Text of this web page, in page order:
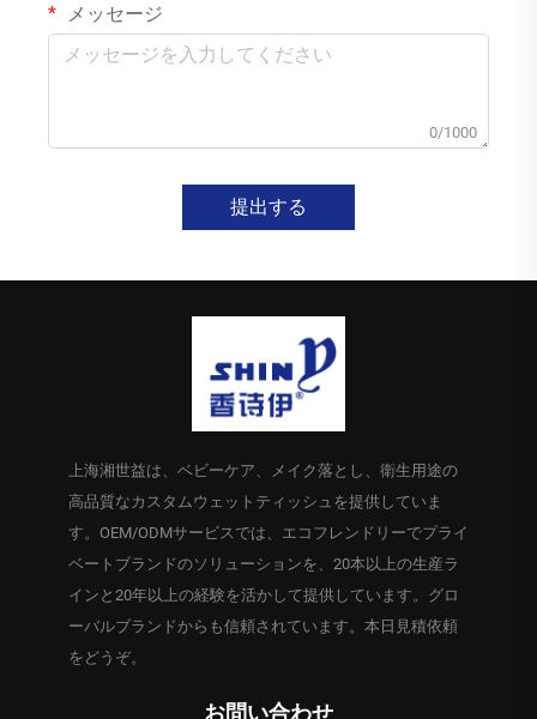
メッセージ
0/1000
提出する
上海湘世益は、ベビーケア、メイク落とし、衛生用途の
高品質なカスタムウェットティッシュを提供していま
す。OEM/ODMサービスでは、エコフレンドリーでプライ
ベートブランドのソリューションを、20本以上の生産ラ
インと20年以上の経験を活かして提供しています。グロ
ーバルブランドからも信頼されています。本日見積依頼
をどうぞ。
お問い合わせ